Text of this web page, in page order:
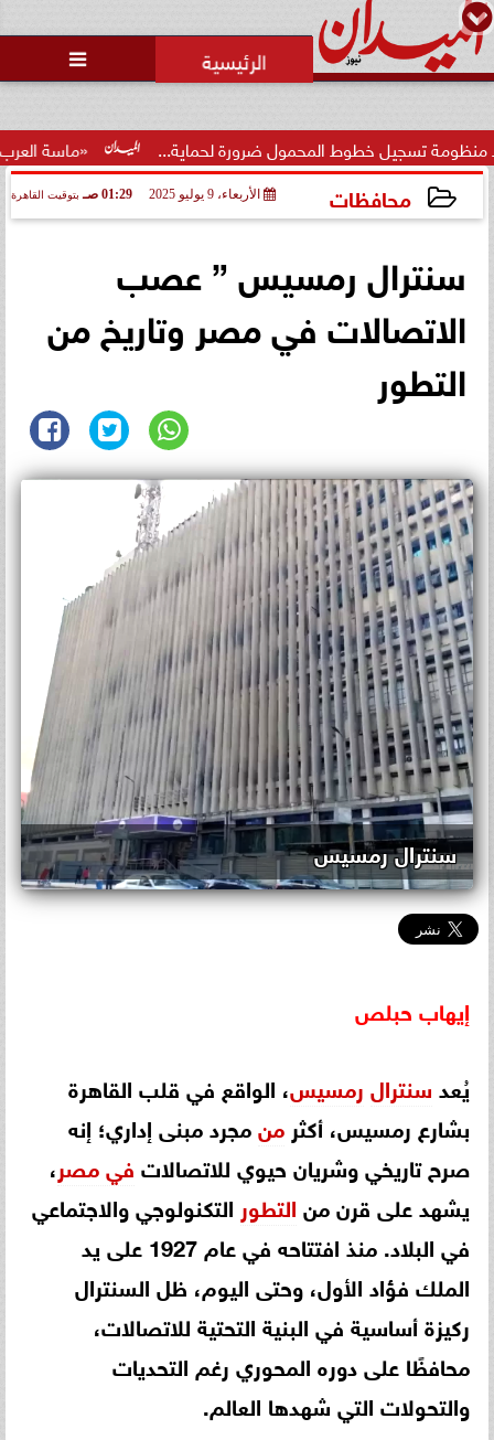

«ماسة العرب» تتوج سعاد المحمول ضرورة لحماية...
محافظات الأربعاء، 9 يوليو 2025 01:29 صـ بتوقيت القاهرة
سنترال رمسيس ” عصب
الاتصالات في مصر وتاريخ من
التطور
سنترال رمسيس
إيهاب حبلص
يُعد سنترال رمسيس، الواقع في قلب القاهرة
بشارع رمسيس، أكثر منمجرد مبنى إداري؛ إنه
صرح تاريخي وشريان حيوي للاتصالات في مصر،
يشهد على قرن من التطور التكنولوجي والاجتماعي
في البلاد. منذ افتتاحه في عام 1927 على يد
الملك فؤاد الأول، وحتى اليوم، ظل السنترال
ركيزة أساسية في البنية التحتية للاتصالات،
محافظًا على دوره المحوري رغم التحديات
والتحولات التي شهدها العالم.